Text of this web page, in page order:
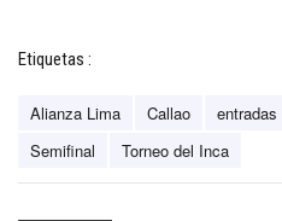
Etiquetas :
Alianza Lima Callao entradas
Semifinal
Torneo del Inca